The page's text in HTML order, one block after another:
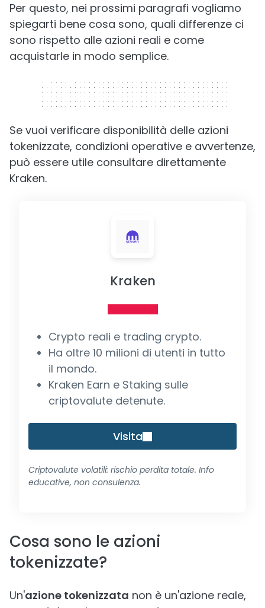
Per questo, nei prossimi paragrafi vogliamo
spiegarti bene cosa sono, quali differenze ci
sono rispetto alle azioni reali e come
acquistarle in modo semplice.
320 x 50
Se vuoi verificare disponibilità delle azioni
tokenizzate, condizioni operative e avvertenze,
può essere utile consultare direttamente
Kraken.
Kraken
Crypto reali e trading crypto.
Ha oltre 10 milioni di utenti in tutto
il mondo.
Kraken Earn e Staking sulle
criptovalute detenute.
Visita
Criptovalute volatili: rischio perdita totale. Info
educative, non consulenza.
Cosa sono le azioni
tokenizzate?
Un'azione tokenizzata non è un'azione reale,